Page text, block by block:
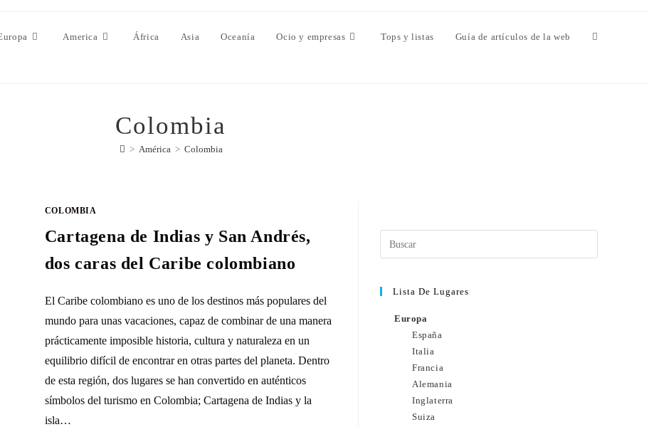
America África Asia Oceanía Ocio y empresas Tops y listas Guía de artículos de la web
Colombia
> América > Colombia
COLOMBIA
Cartagena de Indias y San Andrés,
dos caras del Caribe colombiano
El Caribe colombiano es uno de los destinos más populares del
mundo para unas vacaciones, capaz de combinar de una manera
prácticamente imposible historia, cultura y naturaleza en un
equilibrio difícil de encontrar en otras partes del planeta. Dentro
de esta región, dos lugares se han convertido en auténticos
símbolos del turismo en Colombia; Cartagena de Indias y la
isla…
Lista De Lugares
Europa
España
Italia
Francia
Alemania
Inglaterra
Suiza